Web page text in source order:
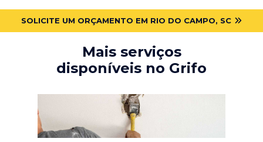
SOLICITE UM ORÇAMENTO EM RIO DO CAMPO, SC
Mais serviços
disponíveis no Grifo